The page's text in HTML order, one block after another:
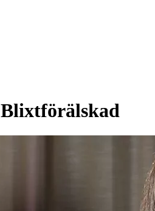
Blixtförälskad